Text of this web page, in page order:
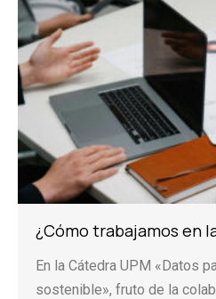
¿Cómo trabajamos en
En la Cátedra UPM «Datos
sostenible», fruto de la